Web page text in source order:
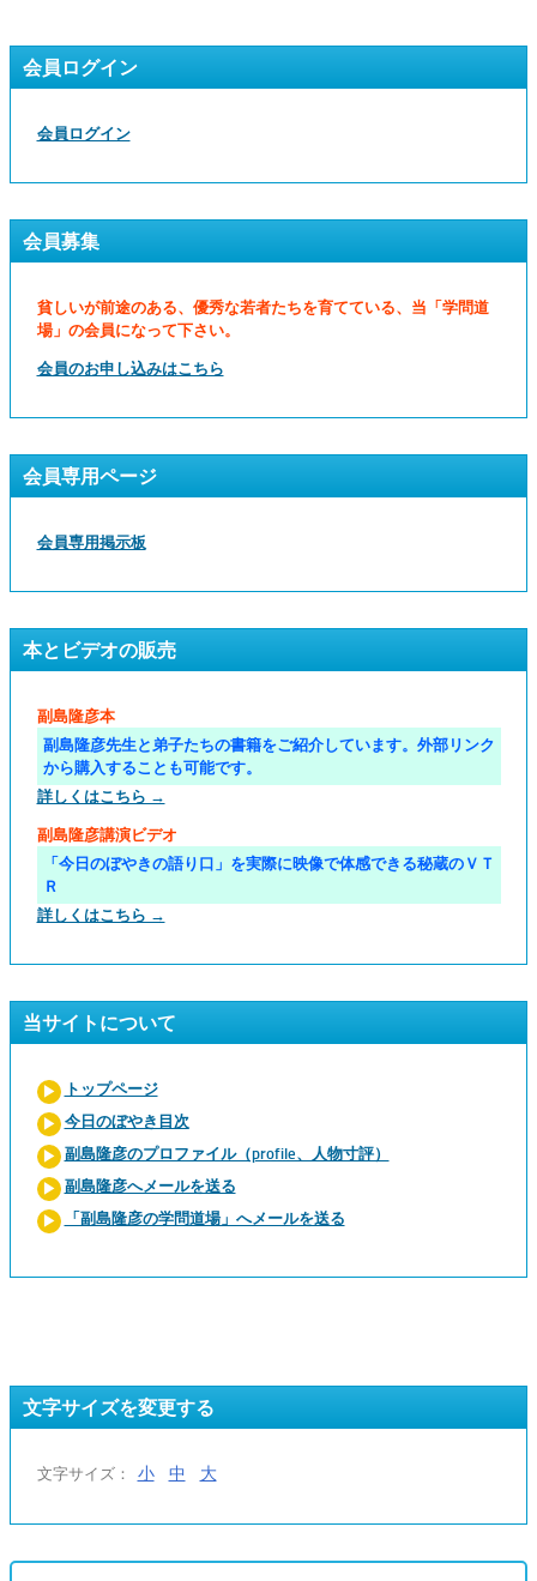
会員ログイン
会員ログイン
会員募集
貧しいが前途のある、優秀な若者たちを育てている、当「学問道
場」の会員になって下さい。
会員のお申し込みはこちら
会員専用ページ
会員専用掲示板
本とビデオの販売
副島隆彦本
副島隆彦先生と弟子たちの書籍をご紹介しています。外部リンク
から購入することも可能です。
詳しくはこちら →
副島隆彦講演ビデオ
「今日のぼやきの語り口」を実際に映像で体感できる秘蔵のＶＴ
Ｒ
詳しくはこちら →
当サイトについて
トップページ
今日のぼやき目次
副島隆彦のプロファイル（profile、人物寸評）
副島隆彦へメールを送る
「副島隆彦の学問道場」へメールを送る
文字サイズを変更する
文字サイズ： 小 中 大